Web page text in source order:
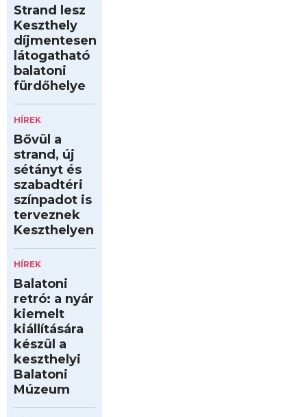
Strand lesz
Keszthely
díjmentesen
látogatható
balatoni
fürdőhelye
HÍREK
Bővül a
strand, új
sétányt és
szabadtéri
színpadot is
terveznek
Keszthelyen
HÍREK
Balatoni
retró: a nyár
kiemelt
kiállítására
készül a
keszthelyi
Balatoni
Múzeum